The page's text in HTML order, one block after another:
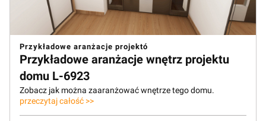
Przykładowe aranżacje projektó
Przykładowe aranżacje wnętrz projektu
domu L-6923
Zobacz jak można zaaranżować wnętrze tego domu.
przeczytaj całość >>